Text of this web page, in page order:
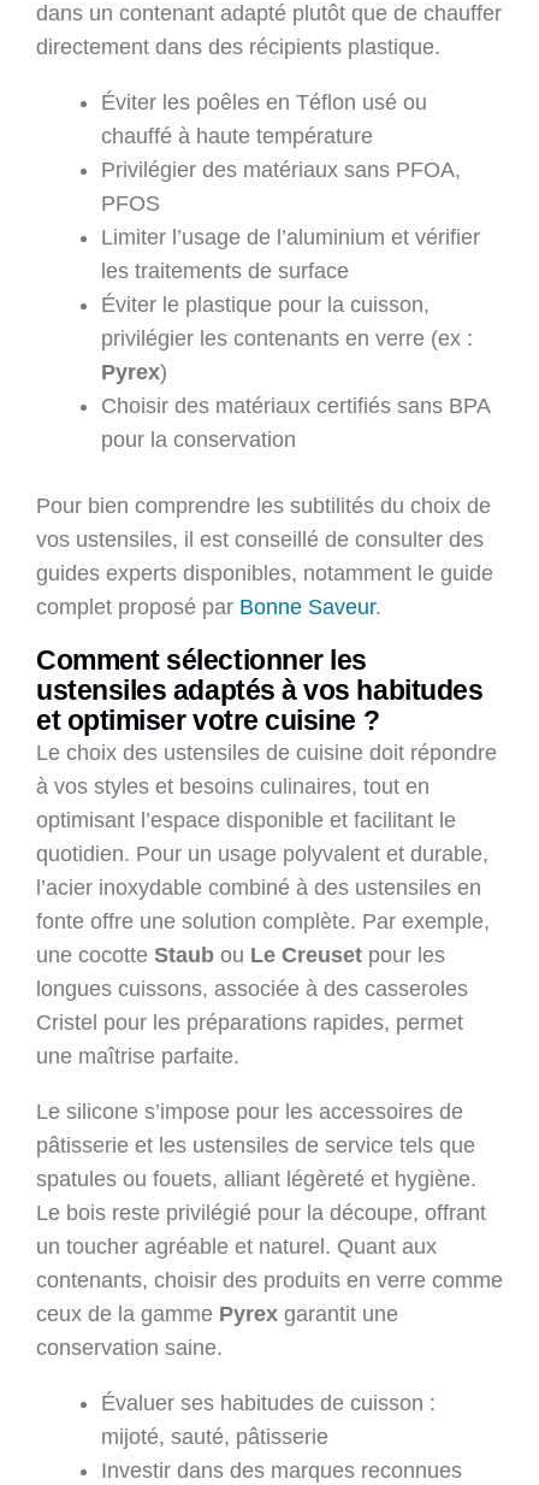
dans un contenant adapté plutôt que de chauffer
directement dans des récipients plastique.
Éviter les poêles en Téflon usé ou
chauffé à haute température
Privilégier des matériaux sans PFOA,
PFOS
Limiter l’usage de l’aluminium et vérifier
les traitements de surface
Éviter le plastique pour la cuisson,
privilégier les contenants en verre (ex :
Pyrex)
Choisir des matériaux certifiés sans BPA
pour la conservation
Pour bien comprendre les subtilités du choix de
vos ustensiles, il est conseillé de consulter des
guides experts disponibles, notamment le guide
complet proposé par Bonne Saveur.
Comment sélectionner les
ustensiles adaptés à vos habitudes
et optimiser votre cuisine ?
Le choix des ustensiles de cuisine doit répondre
à vos styles et besoins culinaires, tout en
optimisant l’espace disponible et facilitant le
quotidien. Pour un usage polyvalent et durable,
l’acier inoxydable combiné à des ustensiles en
fonte offre une solution complète. Par exemple,
une cocotte Staub ou Le Creuset pour les
longues cuissons, associée à des casseroles
Cristel pour les préparations rapides, permet
une maîtrise parfaite.
Le silicone s’impose pour les accessoires de
pâtisserie et les ustensiles de service tels que
spatules ou fouets, alliant légèreté et hygiène.
Le bois reste privilégié pour la découpe, offrant
un toucher agréable et naturel. Quant aux
contenants, choisir des produits en verre comme
ceux de la gamme Pyrex garantit une
conservation saine.
Évaluer ses habitudes de cuisson :
mijoté, sauté, pâtisserie
Investir dans des marques reconnues